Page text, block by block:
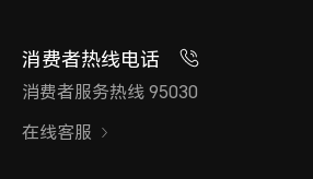
消费者热线电话
消费者服务热线 95030
在线客服